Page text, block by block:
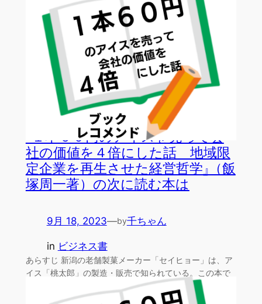
『１本６０円のアイスを売って会
社の価値を４倍にした話 地域限
定企業を再生させた経営哲学』（飯
塚周一著）の次に読む本は
9月 18, 2023—by千ちゃん
in ビジネス書
あらすじ 新潟の老舗製菓メーカー「セイヒョー」は、ア
イス「桃太郎」の製造・販売で知られている。この本で